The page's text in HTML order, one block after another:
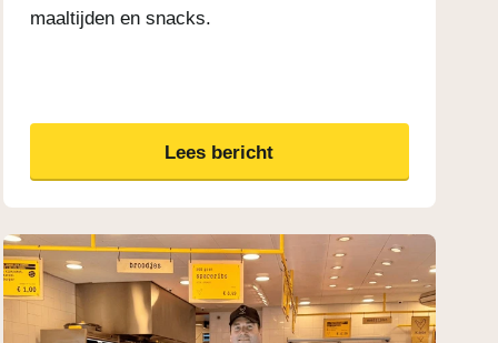
maaltijden en snacks.
Lees bericht